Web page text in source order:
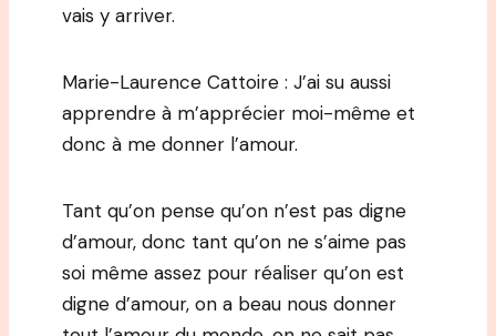
vais y arriver.
Marie-Laurence Cattoire : J’ai su aussi
apprendre à m’apprécier moi-même et
donc à me donner l’amour.
Tant qu’on pense qu’on n’est pas digne
d’amour, donc tant qu’on ne s’aime pas
soi même assez pour réaliser qu’on est
digne d’amour, on a beau nous donner